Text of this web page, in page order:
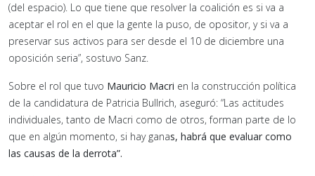
(del espacio). Lo que tiene que resolver la coalición es si va a
aceptar el rol en el que la gente la puso, de opositor, y si va a
preservar sus activos para ser desde el 10 de diciembre una
oposición seria”, sostuvo Sanz.
Sobre el rol que tuvo Mauricio Macri en la construcción política
de la candidatura de Patricia Bullrich, aseguró: “Las actitudes
individuales, tanto de Macri como de otros, forman parte de lo
que en algún momento, si hay ganas, habrá que evaluar como
las causas de la derrota”.